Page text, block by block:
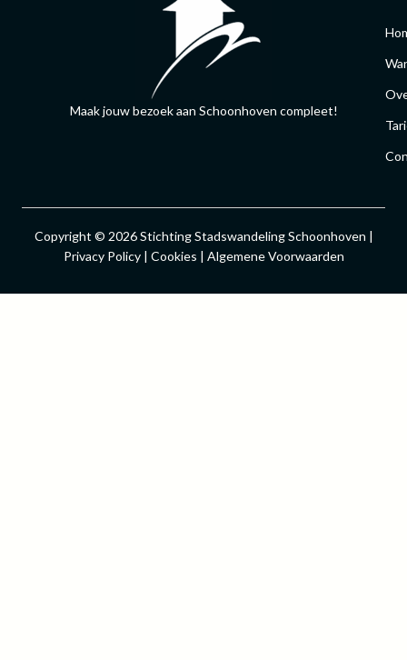
Maak jouw bezoek aan Schoonhoven compleet!
Copyright © 2026 Stichting Stadswandeling Schoonhoven |
Privacy Policy | Cookies | Algemene Voorwaarden